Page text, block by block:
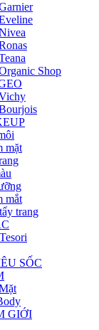
Shop
mặt
mắt
trang
SỐC
GIỚI